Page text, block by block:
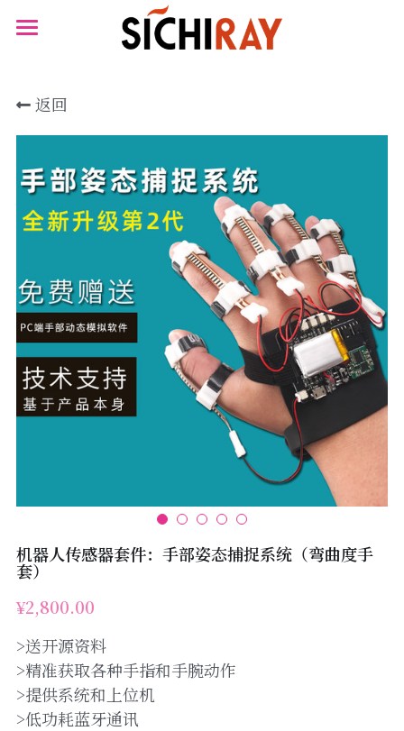
产品商城
BLOG
B站视频
搜索
返回
机器人传感器套件：手部姿态捕捉系统（弯曲度手
套）
¥2,800.00
>送开源资料
>精准获取各种手指和手腕动作
>提供系统和上位机
>低功耗蓝牙通讯
商品分类
生物传感器
博客分类
资讯
心电
肌肉电
脑血氧